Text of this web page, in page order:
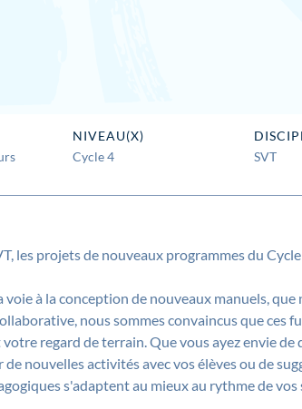
NIVEAU(X)
Cycle 4
SVT
les projets de nouveaux programmes du
à la conception de nouveaux manuels,
nous sommes convaincus que ces
regard de terrain. Que vous ayez envie
nouvelles activités avec vos élèves ou de
s'adaptent au mieux au rythme de